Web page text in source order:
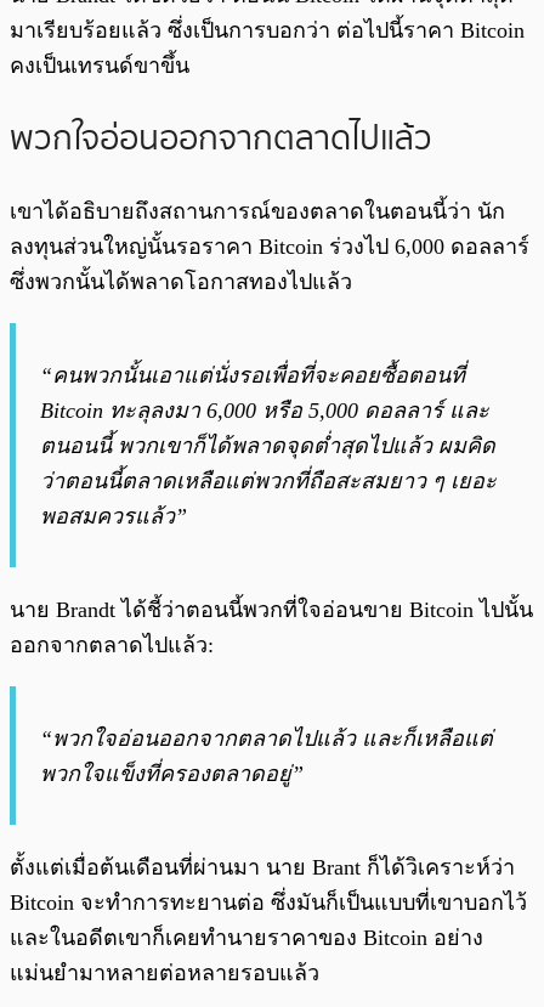
มาเรียบร้อยแล้ว ซึ่งเป็นการบอกว่า ต่อไปนี้ราคา Bitcoin
คงเป็นเทรนด์ขาขึ้น
พวกใจอ่อนออกจากตลาดไปแล้ว
เขาได้อธิบายถึงสถานการณ์ของตลาดในตอนนี้ว่า นัก
ลงทุนส่วนใหญ่นั้นรอราคา Bitcoin ร่วงไป 6,000 ดอลลาร์
ซึ่งพวกนั้นได้พลาดโอกาสทองไปแล้ว
“คนพวกนั้นเอาแต่นั่งรอเพื่อที่จะคอยซื้อตอนที่
Bitcoin ทะลุลงมา 6,000 หรือ 5,000 ดอลลาร์ และ
ตนอนนี้ พวกเขาก็ได้พลาดจุดต่ำสุดไปแล้ว ผมคิด
ว่าตอนนี้ตลาดเหลือแต่พวกที่ถือสะสมยาว ๆ เยอะ
พอสมควรแล้ว”
นาย Brandt ได้ชี้ว่าตอนนี้พวกที่ใจอ่อนขาย Bitcoin ไปนั้น
ออกจากตลาดไปแล้ว:
“พวกใจอ่อนออกจากตลาดไปแล้ว และก็เหลือแต่
พวกใจแข็งที่ครองตลาดอยู่”
ตั้งแต่เมื่อต้นเดือนที่ผ่านมา นาย Brant ก็ได้วิเคราะห์ว่า
Bitcoin จะทำการทะยานต่อ ซึ่งมันก็เป็นแบบที่เขาบอกไว้
และในอดีตเขาก็เคยทำนายราคาของ Bitcoin อย่าง
แม่นยำมาหลายต่อหลายรอบแล้ว